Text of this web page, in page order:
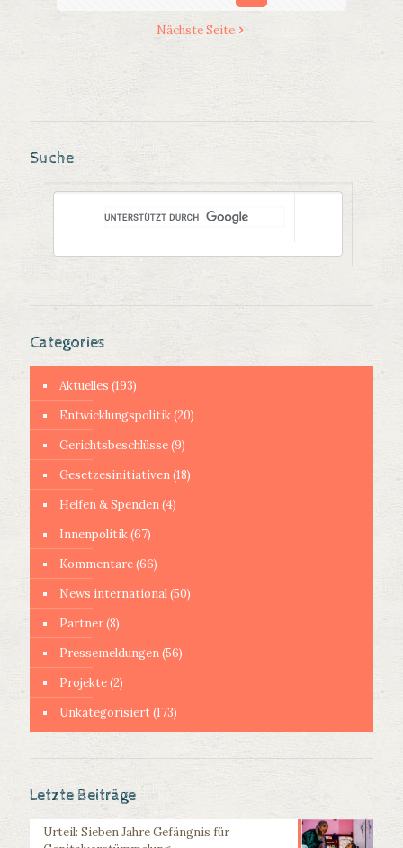
Nächste Seite
Suche
Categories
Aktuelles (193)
Entwicklungspolitik(20)
Gerichtsbeschlüsse(9)
Gesetzesinitiativen(18)
Helfen & Spenden(4)
Innenpolitik(67)
Kommentare(66)
News international(50)
Partner(8)
Pressemeldungen(56)
Projekte(2)
Unkategorisiert(173)
Letzte Beiträge
Urteil: Sieben Jahre Gefängnis für